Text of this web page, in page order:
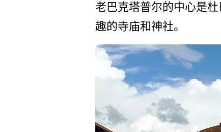
老巴克塔普尔的中心是
趣的寺庙和神社。